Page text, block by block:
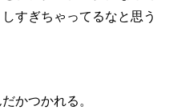
すぎちゃってるなと思う
かつかれる。